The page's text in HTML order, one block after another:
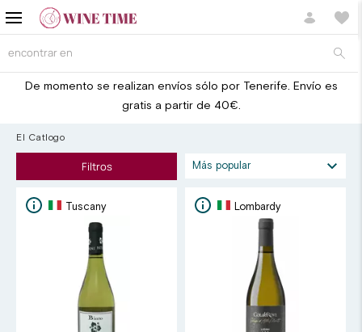
De momento se realizan envíos sólo por Tenerife. Envío es
gratis a partir de 40€.
El Catlogo
Filtros
Tuscany Lombardy